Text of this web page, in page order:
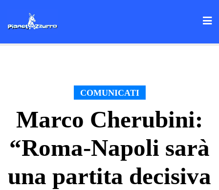
COMUNICATI
Marco Cherubini:
“Roma-Napoli sarà
una partita decisiva